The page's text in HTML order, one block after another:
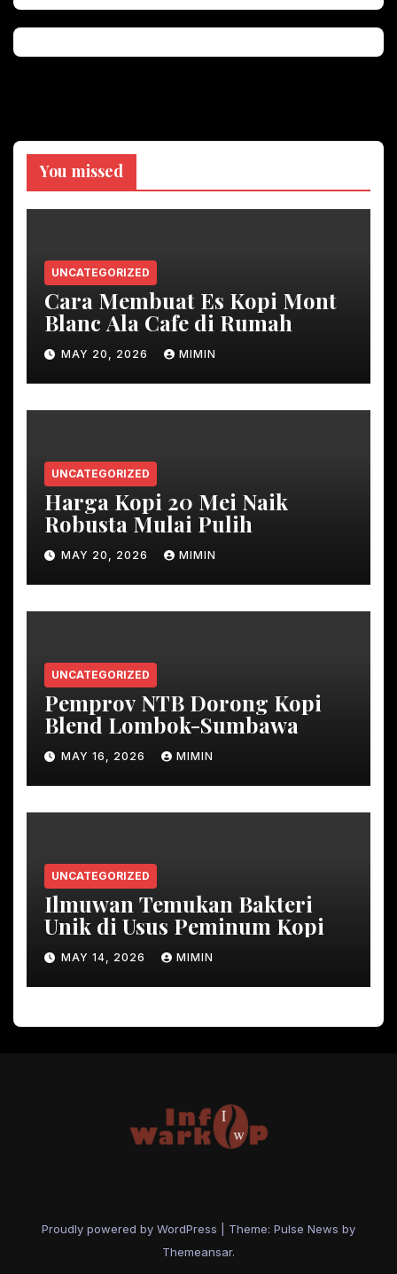
You missed
UNCATEGORIZED
Cara Membuat Es Kopi Mont
Blanc Ala Cafe di Rumah
MAY 20, 2026 MIMIN
UNCATEGORIZED
Harga Kopi 20 Mei Naik
Robusta Mulai Pulih
MAY 20, 2026 MIMIN
UNCATEGORIZED
Pemprov NTB Dorong Kopi
Blend Lombok-Sumbawa
MAY 16, 2026 MIMIN
UNCATEGORIZED
Ilmuwan Temukan Bakteri
Unik di Usus Peminum Kopi
MAY 14, 2026 MIMIN
Proudly powered by WordPress Theme: Pulse News by
Themeansar.